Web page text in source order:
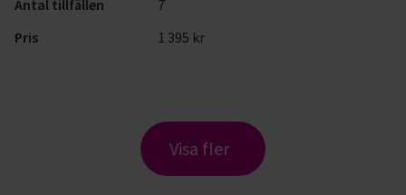
Antal tillfällen
7
Pris
1 395 kr
Visa fler